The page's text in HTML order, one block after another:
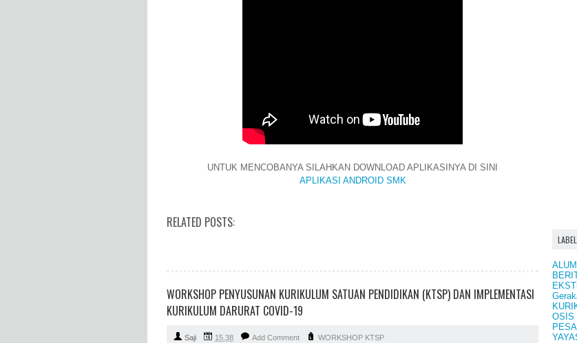
UNTUK MENCOBANYA SILAHKAN DOWNLOAD APLIKASINYA DI SINI
APLIKASI ANDROID SMK
RELATED POSTS:
WORKSHOP PENYUSUNAN KURIKULUM SATUAN PENDIDIKAN (KTSP) DAN IMPLEMENTASI
KURIKULUM DARURAT COVID-19
Saji 15.38 Add Comment WORKSHOP KTSP
LABEL
OSIS